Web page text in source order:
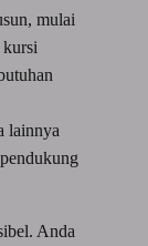
mulai
kursi
lainnya
Anda